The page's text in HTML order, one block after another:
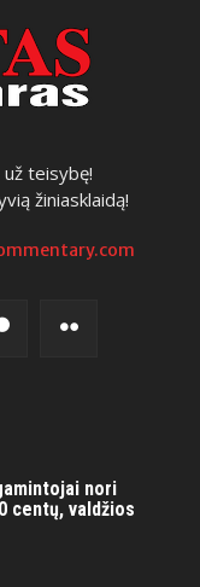
teisybę!
žiniasklaidą!
nori
centų, valdžios